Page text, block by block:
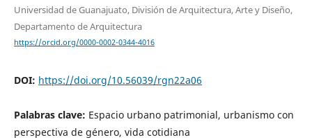
Universidad de Guanajuato, División de Arquitectura, Arte y Diseño,
Departamento de Arquitectura
https://orcid.org/0000-0002-0344-4016
DOI: https://doi.org/10.56039/rgn22a06
Palabras clave: Espacio urbano patrimonial, urbanismo con
perspectiva de género, vida cotidiana